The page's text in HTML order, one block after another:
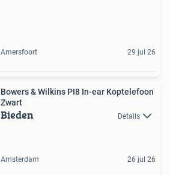
Amersfoort 29 jul 26
Bowers & Wilkins PI8 In-ear Koptelefoon
Zwart
Bieden Details
Amsterdam 26 jul 26